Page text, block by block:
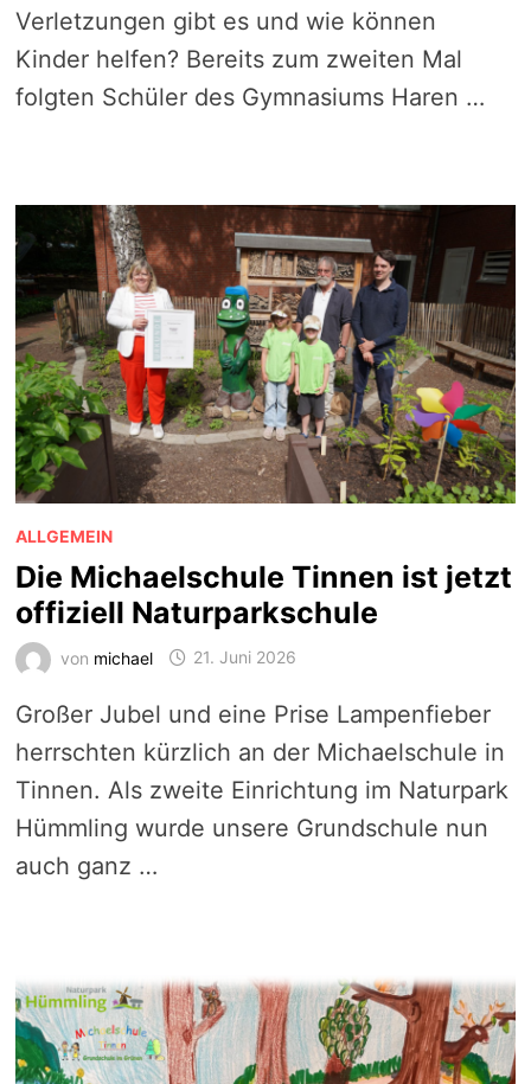
Verletzungen gibt es und wie können
Kinder helfen? Bereits zum zweiten Mal
folgten Schüler des Gymnasiums Haren …
ALLGEMEIN
Die Michaelschule Tinnen ist jetzt
offiziell Naturparkschule
von michael 21. Juni 2026
Großer Jubel und eine Prise Lampenfieber
herrschten kürzlich an der Michaelschule in
Tinnen. Als zweite Einrichtung im Naturpark
Hümmling wurde unsere Grundschule nun
auch ganz …